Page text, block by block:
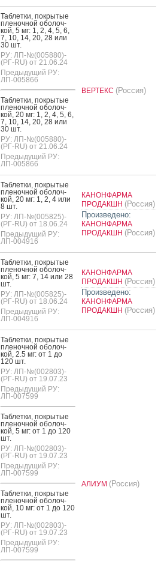
Таб­летки, пок­ры­тые
пле­ноч­ной обо­лоч­
кой, 5 мг: 1, 2, 4, 5, 6,
7, 10, 14, 20, 28 или
30 шт.
РУ: ЛП-№(005880)-
(РГ-RU) от 21.06.24
Предыдущий РУ:
ЛП-005866
Таб­летки, пок­ры­тые
пле­ноч­ной обо­лоч­
кой, 20 мг: 1, 2, 4, 5, 6,
7, 10, 14, 20, 28 или
30 шт.
РУ: ЛП-№(005880)-
(РГ-RU) от 21.06.24
Предыдущий РУ:
ЛП-005866
ВЕРТЕКС (Россия)
Таб­летки, пок­ры­тые
пле­ноч­ной обо­лоч­
кой, 20 мг: 1, 2, 4 или
8 шт.
РУ: ЛП-№(005825)-
(РГ-RU) от 18.06.24
Предыдущий РУ:
ЛП-004916
КАНОНФАРМА
ПРОДАКШН (Россия)
Произведено:
КАНОНФАРМА
ПРОДАКШН (Россия)
Таб­летки, пок­ры­тые
пле­ноч­ной обо­лоч­
кой, 5 мг: 7, 14 или 28
шт.
РУ: ЛП-№(005825)-
(РГ-RU) от 18.06.24
Предыдущий РУ:
ЛП-004916
КАНОНФАРМА
ПРОДАКШН (Россия)
Произведено:
КАНОНФАРМА
ПРОДАКШН (Россия)
Таб­летки, пок­ры­тые
пле­ноч­ной обо­лоч­
кой, 2.5 мг: от 1 до
120 шт.
РУ: ЛП-№(002803)-
(РГ-RU) от 19.07.23
Предыдущий РУ:
ЛП-007599
Таб­летки, пок­ры­тые
пле­ноч­ной обо­лоч­
кой, 5 мг: от 1 до 120
шт.
РУ: ЛП-№(002803)-
(РГ-RU) от 19.07.23
Предыдущий РУ:
ЛП-007599
Таб­летки, пок­ры­тые
пле­ноч­ной обо­лоч­
кой, 10 мг: от 1 до 120
шт.
РУ: ЛП-№(002803)-
(РГ-RU) от 19.07.23
Предыдущий РУ:
ЛП-007599
АЛИУМ (Россия)